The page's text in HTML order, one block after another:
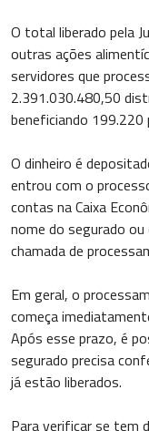
O total liberado pela
outras ações
servidores que
2.391.030.480,50
beneficiando 199.220
O dinheiro é
entrou com o
contas na Caixa
nome do segurado
chamada de
Em geral, o
começa
Após esse prazo, é
segurado precisa
já estão liberados.
Para verificar se tem